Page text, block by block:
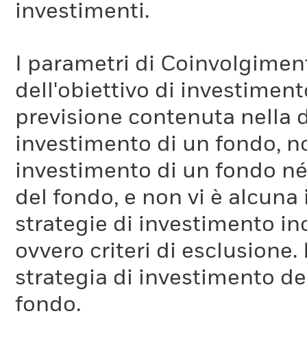
investimenti.
I parametri di
dell'obiettivo di
previsione contenuta nella
investimento di un fondo,
investimento di un fondo
del fondo, e non vi è
strategie di investimento
ovvero criteri di
strategia di investimento
fondo.